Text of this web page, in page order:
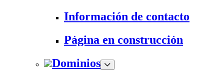
Información de contacto
Página en construcción
Dominios